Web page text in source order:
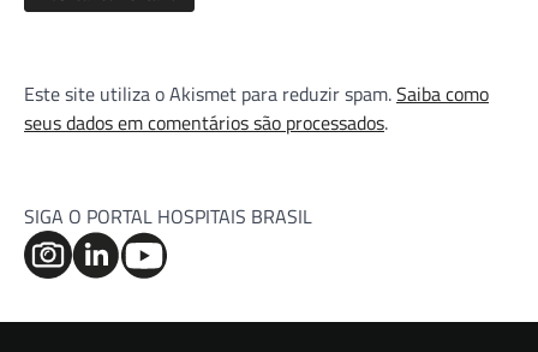
Este site utiliza o Akismet para reduzir spam.Saiba como
seus dados em comentários são processados.
SIGA O PORTAL HOSPITAIS BRASIL